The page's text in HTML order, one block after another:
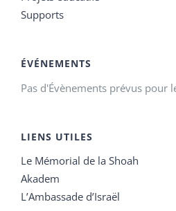
Supports
ÉVÉNEMENTS
Pas d'Évènements prévus pour
LIENS UTILES
Le Mémorial de la Shoah
Akadem
L’Ambassade d’Israël